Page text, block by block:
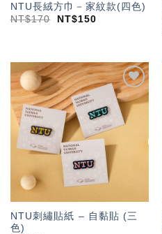
NTU長絨方巾－家紋款(四色)
NT$170 NT$150
加入
「願
望輕
單」
NTU刺繡貼紙 – 自黏貼 (三
色)